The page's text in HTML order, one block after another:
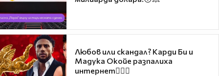
Любов или скандал? Карди Би и
Мадука Окойе разпалиха
интернет❤️‍🔥🔥